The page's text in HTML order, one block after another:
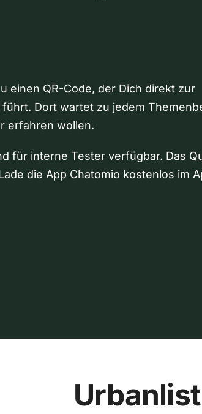
einen QR-Code, der Dich direkt zur
Dort wartet zu jedem
erfahren wollen.
für interne Tester verfügbar. Das
die App Chatomio kostenlos im
Urbanlist